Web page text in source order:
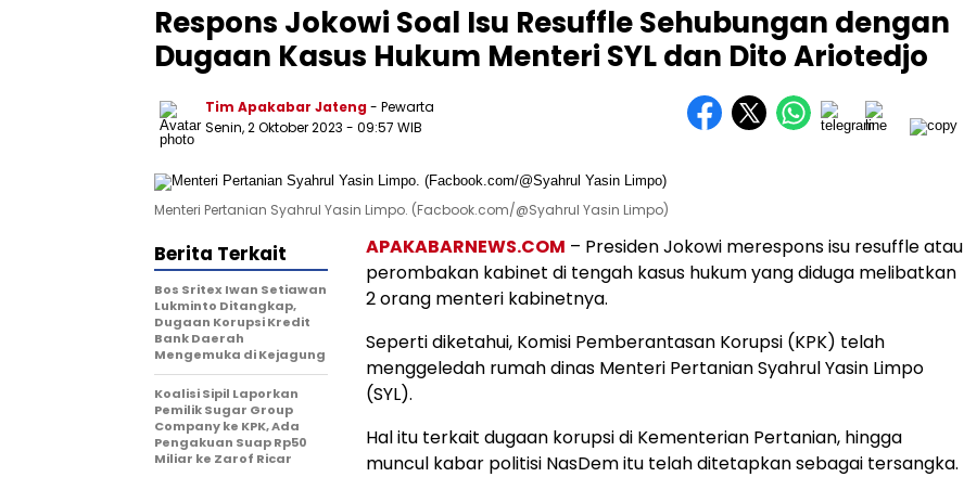
Respons Jokowi Soal Isu Resuffle Sehubungan dengan
Dugaan Kasus Hukum Menteri SYL dan Dito Ariotedjo
Tim Apakabar Jateng- Pewarta
Senin, 2 Oktober 2023 - 09:57 WIB
Menteri Pertanian Syahrul Yasin Limpo. (Facbook.com/@Syahrul Yasin Limpo)
APAKABARNEWS.COM – Presiden Jokowi merespons isu resuffle atau
perombakan kabinet di tengah kasus hukum yang diduga melibatkan
2 orang menteri kabinetnya.
Seperti diketahui, Komisi Pemberantasan Korupsi (KPK) telah
menggeledah rumah dinas Menteri Pertanian Syahrul Yasin Limpo
(SYL).
Hal itu terkait dugaan korupsi di Kementerian Pertanian, hingga
muncul kabar politisi NasDem itu telah ditetapkan sebagai tersangka.
Berita Terkait
Bos Sritex Iwan Setiawan
Lukminto Ditangkap,
Dugaan Korupsi Kredit
Bank Daerah
Mengemuka di Kejagung
Koalisi Sipil Laporkan
Pemilik Sugar Group
Company ke KPK, Ada
Pengakuan Suap Rp50
Miliar ke Zarof Ricar